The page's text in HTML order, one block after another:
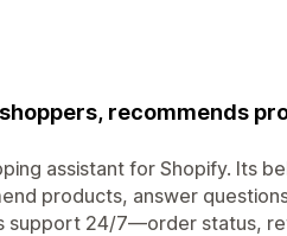
recommends
assistant for Shopify. Its
products, answer
support 24/7—order status,